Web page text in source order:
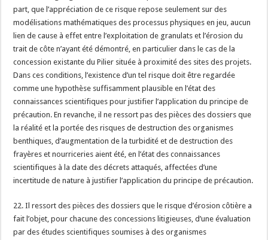
part, que l’appréciation de ce risque repose seulement sur des
modélisations mathématiques des processus physiques en jeu, aucun
lien de cause à effet entre l’exploitation de granulats et l’érosion du
trait de côte n’ayant été démontré, en particulier dans le cas de la
concession existante du Pilier située à proximité des sites des projets.
Dans ces conditions, l’existence d’un tel risque doit être regardée
comme une hypothèse suffisamment plausible en l’état des
connaissances scientifiques pour justifier l’application du principe de
précaution. En revanche, il ne ressort pas des pièces des dossiers que
la réalité et la portée des risques de destruction des organismes
benthiques, d’augmentation de la turbidité et de destruction des
frayères et nourriceries aient été, en l’état des connaissances
scientifiques à la date des décrets attaqués, affectées d’une
incertitude de nature à justifier l’application du principe de précaution.
22. Il ressort des pièces des dossiers que le risque d’érosion côtière a
fait l’objet, pour chacune des concessions litigieuses, d’une évaluation
par des études scientifiques soumises à des organismes